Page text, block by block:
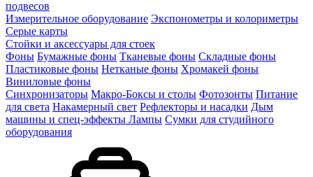
подвесов
Измерительное оборудование Экспонометры и колориметры
Серые карты
Стойки и аксессуары для стоек
Фоны Бумажные фоны Тканевые фоны Складные фоны
Пластиковые фоны Нетканые фоны Хромакей фоны
Виниловые фоны
Синхронизаторы Макро-Боксы и столы Фотозонты Питание
для света Накамерный свет Рефлекторы и насадки Дым
машины и спец-эффекты Лампы Сумки для студийного
оборудования